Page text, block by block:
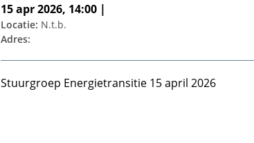
15 apr 2026, 14:00 |
Locatie: N.t.b.
Adres:
Stuurgroep Energietransitie 15 april 2026